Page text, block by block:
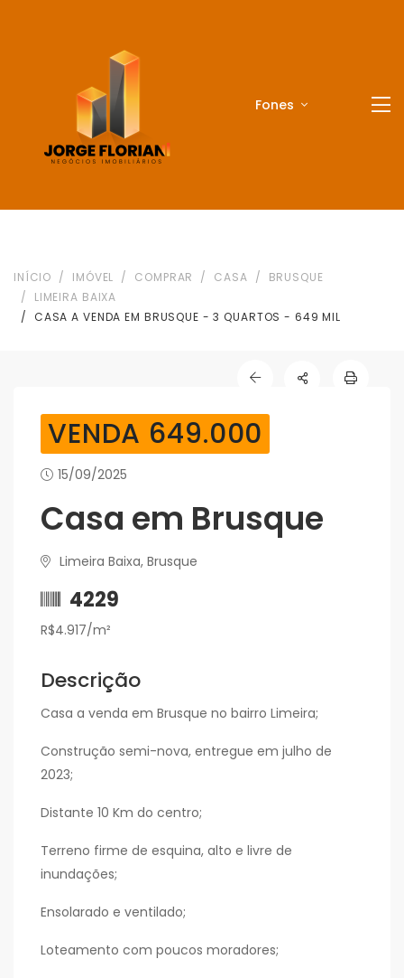
Fones
INÍCIO IMÓVEL COMPRAR CASA
BRUSQUE
LIMEIRA BAIXA
CASA A VENDA EM BRUSQUE - 3 QUARTOS - 649 MIL
VENDA 649.000
15/09/2025
Casa em Brusque
Limeira Baixa, Brusque
4229
R$4.917/m²
Descrição
Casa a venda em Brusque no bairro Limeira;
Construção semi-nova, entregue em julho de
2023;
Distante 10 Km do centro;
Terreno firme de esquina, alto e livre de
inundações;
Ensolarado e ventilado;
Loteamento com poucos moradores;